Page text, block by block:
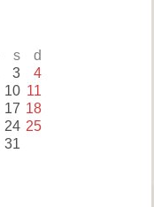
s d
3 4
10 11
17 18
24 25
31